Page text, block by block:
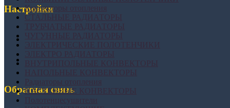
Настройки
Обратная связь
Конвекторы отопления
СТАЛЬНЫЕ РАДИАТОРЫ
НАСТЕННЫЕ КОНВЕКТОРЫ